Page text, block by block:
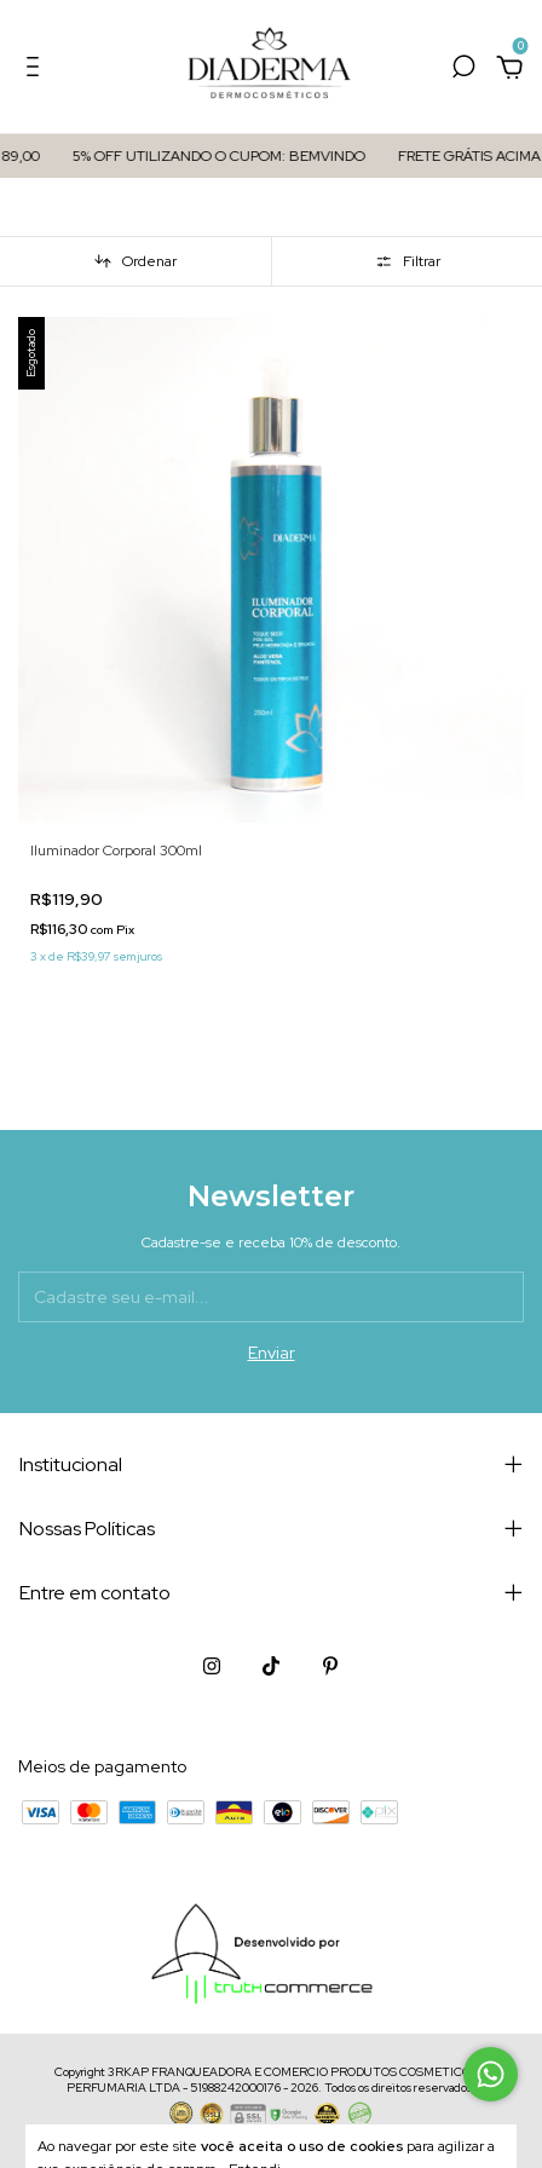
0
5% OFF UTILIZANDO O CUPOM: BEMVINDO FRETE GRÁTIS
Ao navegar por este site você aceita o uso de cookies para agilizar a
Ordenar Filtrar
Esgotado
Iluminador Corporal 300ml
R$119,90
R$116,30 com Pix
3 xde R$39,97 sem juros
Newsletter
Cadastre-se e receba 10% de desconto.
Institucional
Nossas Políticas
Entre em contato
Meios de pagamento
Copyright 3RKAP FRANQUEADORA E COMERCIO PRODUTOS COSMETICOS E
PERFUMARIA LTDA - 51988242000176 - 2026. Todos os direitos reservados.